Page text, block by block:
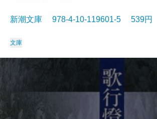
新潮文庫 978-4-10-119601-5 539円
文庫